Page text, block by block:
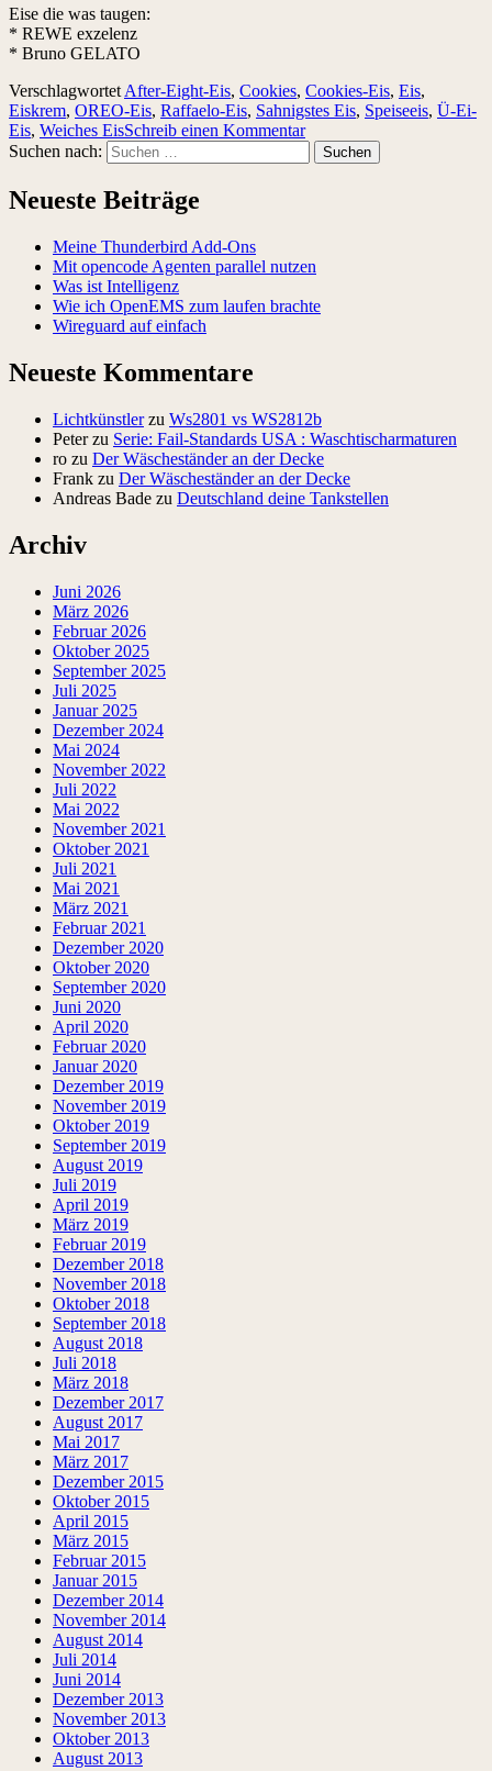
Eise die was taugen:
* REWE exzelenz
* Bruno GELATO
Verschlagwortet After-Eight-Eis, Cookies, Cookies-Eis, Eis,
Eiskrem, OREO-Eis, Raffaelo-Eis, Sahnigstes Eis, Speiseeis, Ü-Ei-
Eis, Weiches EisSchreib einen Kommentar
Suchen nach:
Neueste Beiträge
Meine Thunderbird Add-Ons
Mit opencode Agenten parallel nutzen
Was ist Intelligenz
Wie ich OpenEMS zum laufen brachte
Wireguard auf einfach
Neueste Kommentare
Lichtkünstlerzu Ws2801 vs WS2812b
Peterzu Serie: Fail-Standards USA : Waschtischarmaturen
ro zu Der Wäscheständer an der Decke
Frank zu Der Wäscheständer an der Decke
Andreas Bade zu Deutschland deine Tankstellen
Archiv
Juni 2026
März 2026
Februar 2026
Oktober 2025
September 2025
Juli 2025
Januar 2025
Dezember 2024
Mai 2024
November 2022
Juli 2022
Mai 2022
November 2021
Oktober 2021
Juli 2021
Mai 2021
März 2021
Februar 2021
Dezember 2020
Oktober 2020
September 2020
Juni 2020
April 2020
Februar 2020
Januar 2020
Dezember 2019
November 2019
Oktober 2019
September 2019
August 2019
Juli 2019
April 2019
März 2019
Februar 2019
Dezember 2018
November 2018
Oktober 2018
September 2018
August 2018
Juli 2018
März 2018
Dezember 2017
August 2017
Mai 2017
März 2017
Dezember 2015
Oktober 2015
April 2015
März 2015
Februar 2015
Januar 2015
Dezember 2014
November 2014
August 2014
Juli 2014
Juni 2014
Dezember 2013
November 2013
Oktober 2013
August 2013